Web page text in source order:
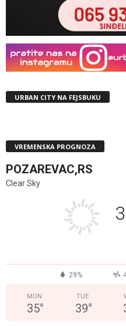
URBAN CITY NA FEJSBUKU
VREMENSKA PROGNOZA
POZAREVAC,RS
Clear Sky
29%
MON
35°
TUE
39°